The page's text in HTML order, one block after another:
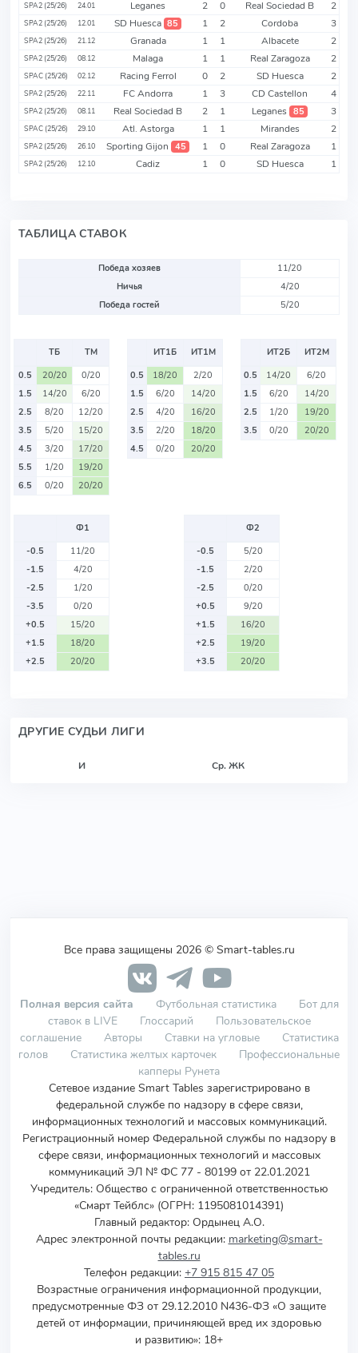
SPA2 (25/26) 24.01 Leganes 2 0 Real Sociedad B 2
SPA2 (25/26) 12.01 SD Huesca 85 1 2 Cordoba 3
SPA2 (25/26) 21.12 Granada 1 1 Albacete 2
SPA2 (25/26) 08.12 Malaga 1 1 Real Zaragoza 2
SPAC (25/26) 02.12 Racing Ferrol 0 2 SD Huesca 2
SPA2 (25/26) 22.11 FC Andorra 1 3 CD Castellon 4
SPA2 (25/26) 08.11 Real Sociedad B 2 1 Leganes 85 3
SPAC (25/26) 29.10 Atl. Astorga 1 1 Mirandes 2
SPA2 (25/26) 26.10 Sporting Gijon 45 1 0 Real Zaragoza 1
SPA2 (25/26) 12.10 Cadiz 1 0 SD Huesca 1
ТАБЛИЦА СТАВОК
Победа хозяев
11/20
Ничья
4/20
Победа гостей
5/20
ТБ
ТМ
0.5
20/20
0/20
1.5
14/20
6/20
2.5
8/20
12/20
3.5
5/20
15/20
4.5
3/20
17/20
5.5
1/20
19/20
6.5
0/20 20/20
ИТ1Б
ИТ1М
0.5
18/20
2/20
1.5
6/20
14/20
2.5
4/20
16/20
3.5
2/20
18/20
4.5
0/20 20/20
ИТ2Б
ИТ2М
0.5
14/20
6/20
1.5
6/20
14/20
2.5
1/20
19/20
3.5
0/20 20/20
Ф1
-0.5
11/20
-1.5
4/20
-2.5
1/20
-3.5
0/20
+0.5
15/20
+1.5
18/20
+2.5
20/20
Ф2
-0.5
5/20
-1.5
2/20
-2.5
0/20
+0.5
9/20
+1.5
16/20
+2.5
19/20
+3.5
20/20
ДРУГИЕ СУДЬИ ЛИГИ
И Ср. ЖК
Все права защищены 2026 © Smart-tables.ru
Полная версия сайта Футбольная статистика
Бот для
ставок в LIVE
Глоссарий
Пользовательское
соглашение
Авторы Ставки на угловые
Статистика
голов
Статистика желтых карточек
Профессиональные
капперы Рунета
Сетевое издание Smart Tables зарегистрировано в
федеральной службе по надзору в сфере связи,
информационных технологий и массовых коммуникаций.
Регистрационный номер Федеральной службы по надзору в
сфере связи, информационных технологий и массовых
коммуникаций ЭЛ № ФС 77 - 80199 от 22.01.2021
Учредитель: Общество с ограниченной ответственностью
«Смарт Тейблс» (ОГРН: 1195081014391)
Главный редактор: Ордынец А.О.
Адрес электронной почты редакции: marketing@smart-
tables.ru
Телефон редакции: +7 915 815 47 05
Возрастные ограничения информационной продукции,
предусмотренные ФЗ от 29.12.2010 N436-ФЗ «О защите
детей от информации, причиняющей вред их здоровью
и развитию»: 18+